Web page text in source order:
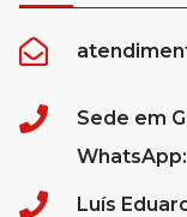
Sede em
Luís